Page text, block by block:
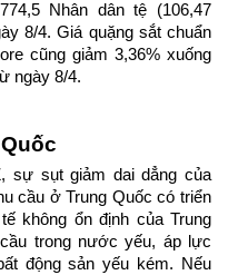
Nhân dân tệ (106,47
8/4. Giá quặng sắt chuẩn
cũng giảm 3,36% xuống
ngày 8/4.
sự sụt giảm dai dẳng của
cầu ở Trung Quốc có triển
không ổn định của Trung
trong nước yếu, áp lực
động sản yếu kém. Nếu